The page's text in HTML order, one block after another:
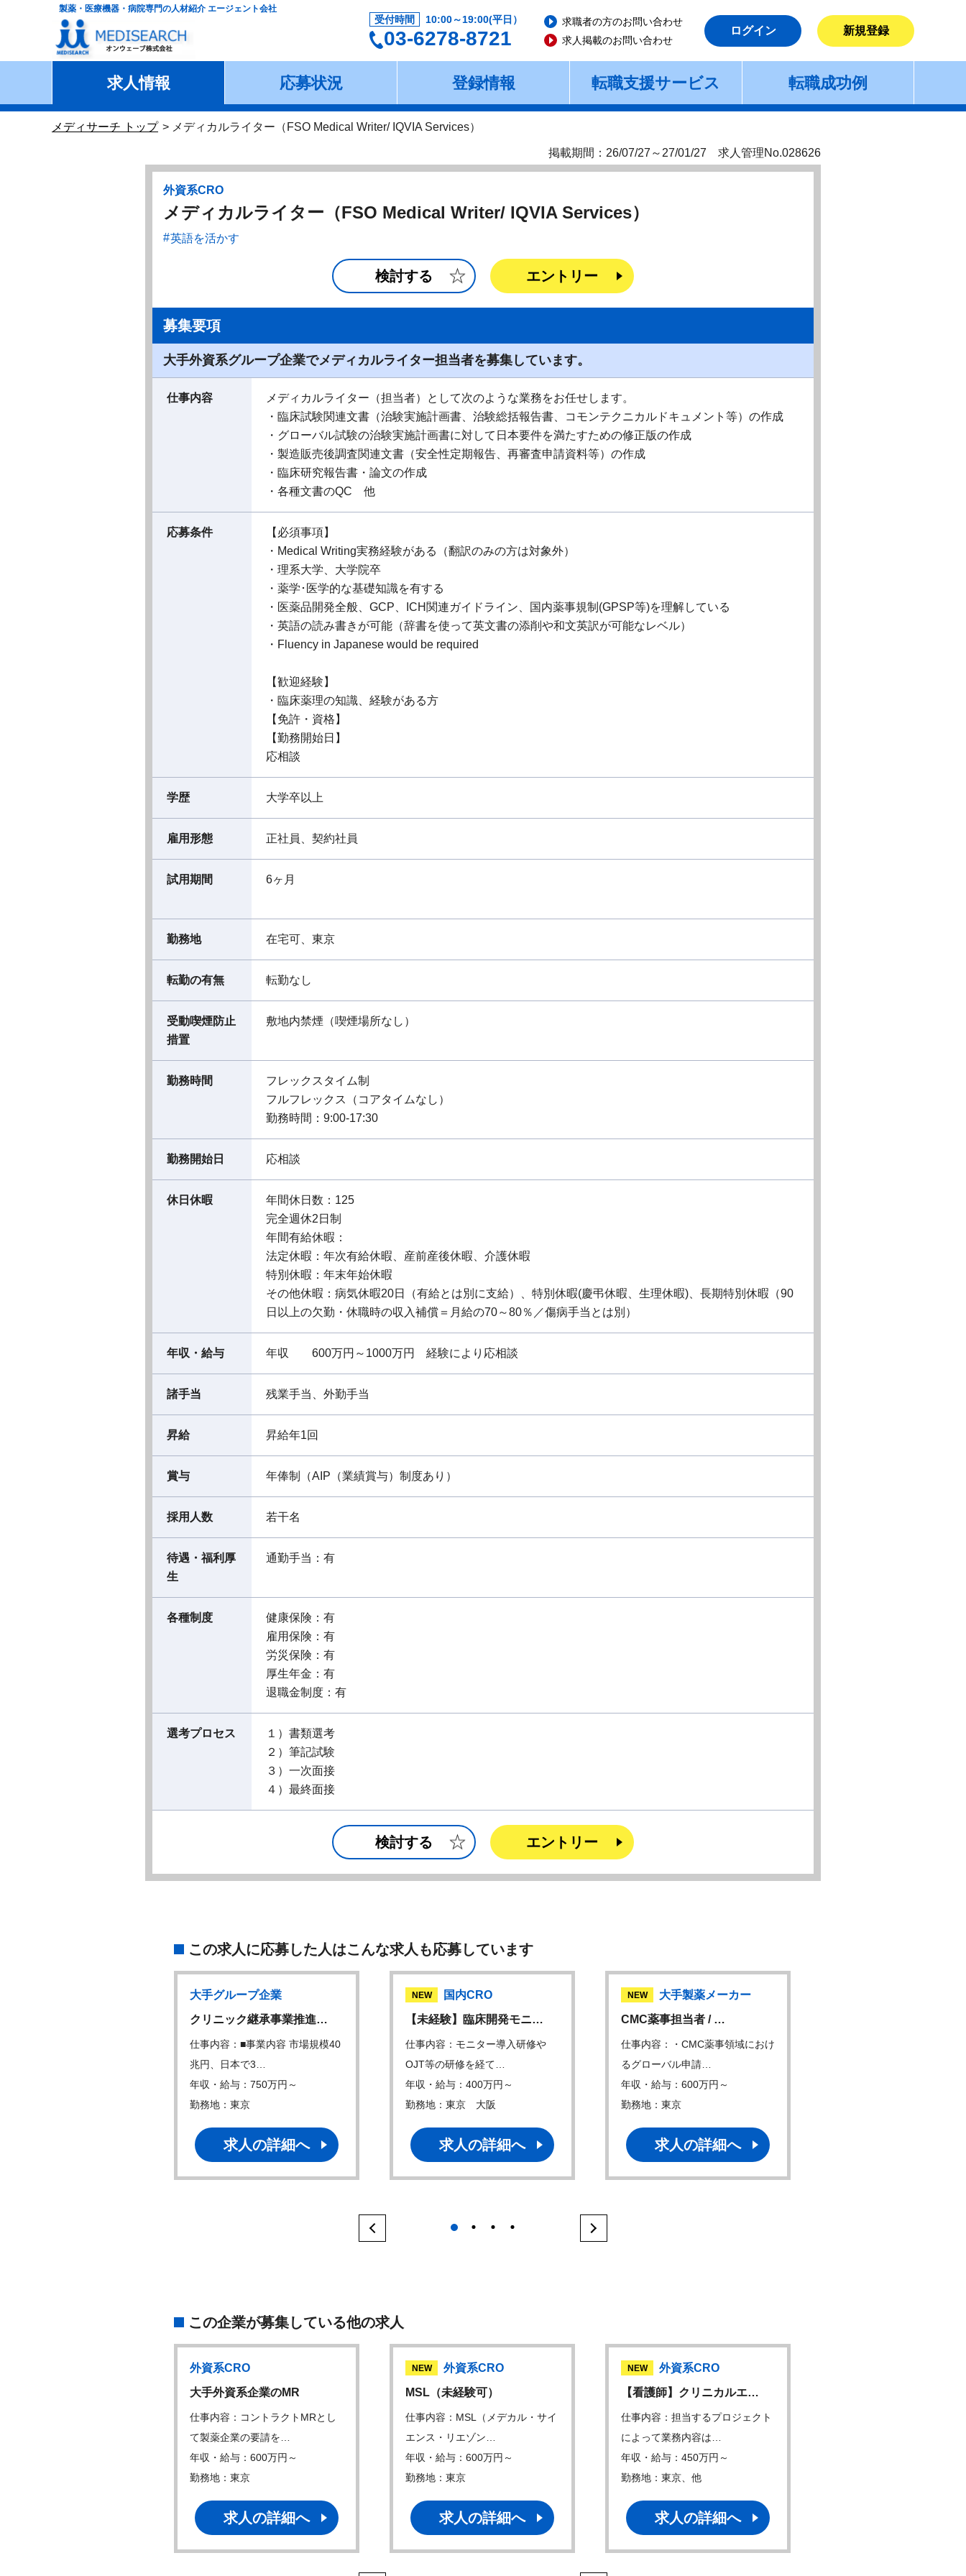
製薬・医療機器・病院専門の人材紹介 エージェント会社
受付時間 10:00～19:00(平日）
03-6278-8721
求職者の方のお問い合わせ
求人掲載のお問い合わせ
ログイン 新規登録
求人情報 応募状況 登録情報 転職支援サービス 転職成功例
メディサーチ トップ メディカルライター（FSO Medical Writer/ IQVIA Services）
掲載期間：26/07/27～27/01/27 求人管理No.028626
外資系CRO
メディカルライター（FSO Medical Writer/ IQVIA Services）
英語を活かす
検討する エントリー
募集要項
大手外資系グループ企業でメディカルライター担当者を募集しています。
仕事内容
メディカルライター（担当者）として次のような業務をお任せします。
・臨床試験関連文書（治験実施計画書、治験総括報告書、コモンテクニカルドキュメント等）の作成
・グローバル試験の治験実施計画書に対して日本要件を満たすための修正版の作成
・製造販売後調査関連文書（安全性定期報告、再審査申請資料等）の作成
・臨床研究報告書・論文の作成
・各種文書のQC 他
応募条件
【必須事項】
・Medical Writing実務経験がある（翻訳のみの方は対象外）
・理系大学、大学院卒
・薬学･医学的な基礎知識を有する
・医薬品開発全般、GCP、ICH関連ガイドライン、国内薬事規制(GPSP等)を理解している
・英語の読み書きが可能（辞書を使って英文書の添削や和文英訳が可能なレベル）
・Fluency in Japanese would be required
【歓迎経験】
・臨床薬理の知識、経験がある方
【免許・資格】
【勤務開始日】
応相談
学歴 大学卒以上
雇用形態 正社員、契約社員
試用期間 6ヶ月
勤務地 在宅可、東京
転勤の有無 転勤なし
受動喫煙防止
措置
敷地内禁煙（喫煙場所なし）
勤務時間
フレックスタイム制
フルフレックス（コアタイムなし）
勤務時間：9:00-17:30
勤務開始日 応相談
休日休暇
年間休日数：125
完全週休2日制
年間有給休暇：
法定休暇：年次有給休暇、産前産後休暇、介護休暇
特別休暇：年末年始休暇
その他休暇：病気休暇20日（有給とは別に支給）、特別休暇(慶弔休暇、生理休暇)、長期特別休暇（90
日以上の欠勤・休職時の収入補償＝月給の70～80％／傷病手当とは別）
年収・給与 年収 600万円～1000万円 経験により応相談
諸手当 残業手当、外勤手当
昇給 昇給年1回
賞与 年俸制（AIP（業績賞与）制度あり）
採用人数 若干名
待遇・福利厚
生
通勤手当：有
各種制度
健康保険：有
雇用保険：有
労災保険：有
厚生年金：有
退職金制度：有
選考プロセス
１）書類選考
２）筆記試験
３）一次面接
４）最終面接
検討する エントリー
この求人に応募した人はこんな求人も応募しています
大手グループ企業
クリニック継承事業推進…
仕事内容：■事業内容 市場規模40
兆円、日本で3…
年収・給与：750万円～
勤務地：東京
求人の詳細へ
NEW
国内CRO
【未経験】臨床開発モニ…
仕事内容：モニター導入研修や
OJT等の研修を経て…
年収・給与：400万円～
勤務地：東京 大阪
求人の詳細へ
NEW
大手製薬メーカー
CMC薬事担当者 / …
仕事内容：・CMC薬事領域におけ
るグローバル申請…
年収・給与：600万円～
勤務地：東京
求人の詳細へ
1
この企業が募集している他の求人
外資系CRO
大手外資系企業のMR
仕事内容：コントラクトMRとし
て製薬企業の要請を…
年収・給与：600万円～
勤務地：東京
求人の詳細へ
NEW
外資系CRO
MSL（未経験可）
仕事内容：MSL（メデカル・サイ
エンス・リエゾン…
年収・給与：600万円～
勤務地：東京
求人の詳細へ
NEW
外資系CRO
【看護師】クリニカルエ…
仕事内容：担当するプロジェクト
によって業務内容は…
年収・給与：450万円～
勤務地：東京、他
求人の詳細へ